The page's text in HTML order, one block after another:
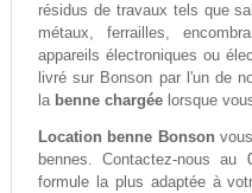
résidus de travaux tels que
métaux, ferrailles,
appareils électroniques ou
livré sur Bonson par l'un de
la benne chargéelorsque
Location benne Bonson
bennes. Contactez-nous au
formule la plus adaptée à